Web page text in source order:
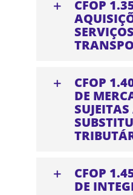
CFOP
CFOP
DE
CFOP
DE